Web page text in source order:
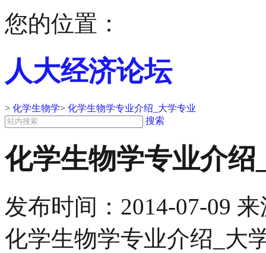
您的位置：
人大经济论坛
> 化学生物学> 化学生物学专业介绍_大学专业
搜索
化学生物学专业介绍
发布时间： 2014-07-09 来
化学生物学专业介绍_大